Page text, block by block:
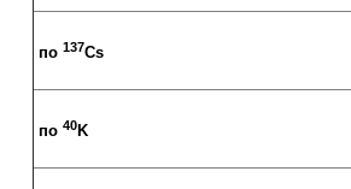
по 137Cs
по 40K